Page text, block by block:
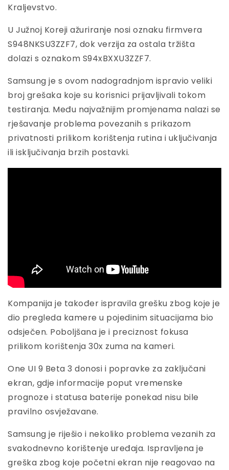
Kraljevstvo.
U Južnoj Koreji ažuriranje nosi oznaku firmvera
S948NKSU3ZZF7, dok verzija za ostala tržišta
dolazi s oznakom S94xBXXU3ZZF7.
Samsung je s ovom nadogradnjom ispravio veliki
broj grešaka koje su korisnici prijavljivali tokom
testiranja. Među najvažnijim promjenama nalazi se
rješavanje problema povezanih s prikazom
privatnosti prilikom korištenja rutina i uključivanja
ili isključivanja brzih postavki.
Kompanija je također ispravila grešku zbog koje je
dio pregleda kamere u pojedinim situacijama bio
odsječen. Poboljšana je i preciznost fokusa
prilikom korištenja 30x zuma na kameri.
One UI 9 Beta 3 donosi i popravke za zaključani
ekran, gdje informacije poput vremenske
prognoze i statusa baterije ponekad nisu bile
pravilno osvježavane.
Samsung je riješio i nekoliko problema vezanih za
svakodnevno korištenje uređaja. Ispravljena je
greška zbog koje početni ekran nije reagovao na